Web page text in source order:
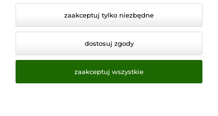
zaakceptuj tylko niezbędne
dostosuj zgody
zaakceptuj wszystkie